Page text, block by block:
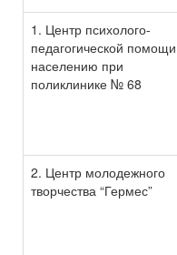
1. Центр психолого-
педагогической помощи
населению при
поликлинике № 68
2. Центр молодежного
творчества “Гермес”